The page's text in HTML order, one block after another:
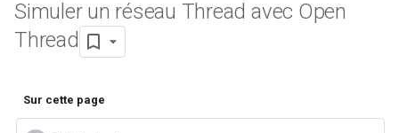
Simuler un réseau Thread avec Open
Thread
Sur cette page